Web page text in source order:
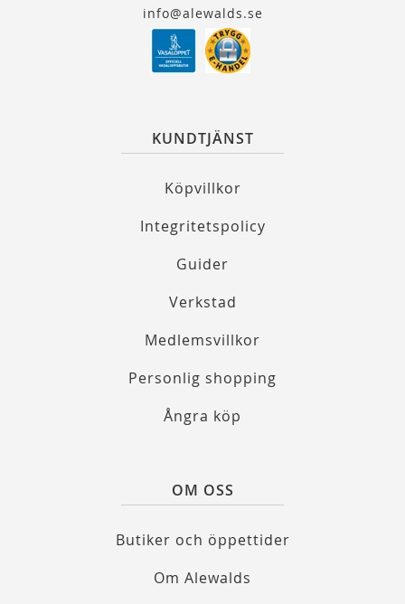
info@alewalds.se
KUNDTJÄNST
Köpvillkor
Integritetspolicy
Guider
Verkstad
Medlemsvillkor
Personlig shopping
Ångra köp
OM OSS
Butiker och öppettider
Om Alewalds